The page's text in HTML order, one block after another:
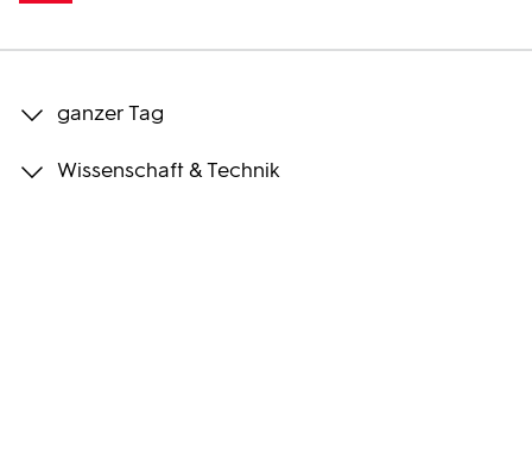
Bilder
ganzer Tag
Wissenschaft & Technik